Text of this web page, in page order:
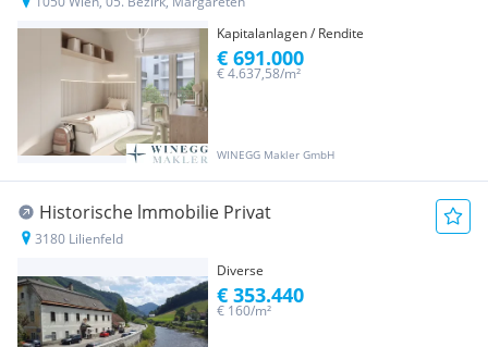
Kapitalanlagen / Rendite
WINEGG Makler GmbH
€ 4.637,58/m²
€ 691.000
Historische lmmobilie Privat
3180 Lilienfeld
Diverse
€ 160/m²
€ 353.440